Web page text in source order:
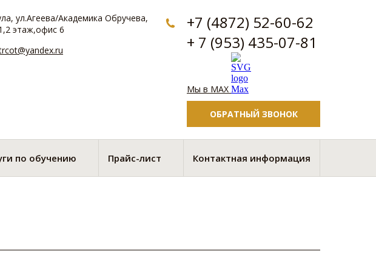
ул.Агеева/Академика Обручева,
этаж,офис 6
+7 (4872) 52-60-62
+ 7 (953) 435-07-81
Мы в MAX
ОБРАТНЫЙ ЗВОНОК
по обучению Прайс-лист Контактная информация